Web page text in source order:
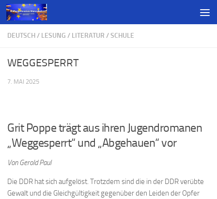
DEUTSCH/ LESUNG / LITERATUR /SCHULE
WEGGESPERRT
7. MAI 2025
Grit Poppe trägt aus ihren Jugendromanen
„Weggesperrt“ und „Abgehauen“ vor
Von Gerold Paul
Die DDR hat sich aufgelöst. Trotzdem sind die in der DDR verübte
Gewalt und die Gleichgültigkeit gegenüber den Leiden der Opfer